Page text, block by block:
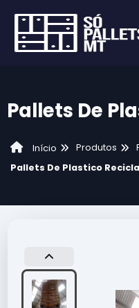
Pallets De
Início Produtos
Pallets De Plastico